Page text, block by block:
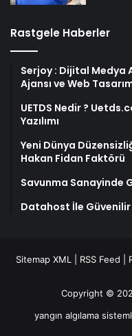
Rastgele Haberler
Serjoy : Dijital Medya
Ajansı ve Web
UETDS Nedir ?
Yazılımı
Yeni Dünya
Hakan Fidan Faktörü
Savunma Sanayinde
Datahost İle
Sitemap XML RSS Feed
Copyright ©
yangın algılama